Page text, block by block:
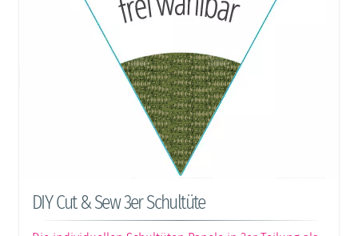
DIY Cut & Sew 3er Schultüte